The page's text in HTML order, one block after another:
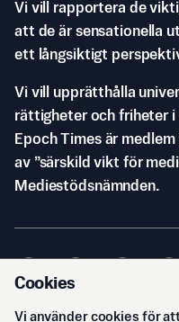
Vi vill rapportera de
att de är sensationella
ett långsiktigt
Vi vill upprätthålla
rättigheter och friheter i
Epoch Times är
av ”särskild vikt för
Mediestödsnämnden.
Cookies
Vi använder cookies för